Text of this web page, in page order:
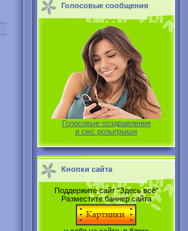
Голосовые сообщения
Голосовые поздравления
и смс розыгрыши
Кнопки сайта
Поддержите сайт "Здесь всё"
Разместите баннер сайта